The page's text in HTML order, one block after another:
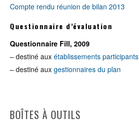
Compte rendu réunion de bilan 2013
Questionnaire d’évaluation
Questionnaire Fill, 2009
– destiné aux établissements participants
– destiné aux gestionnaires du plan
BOÎTES À OUTILS